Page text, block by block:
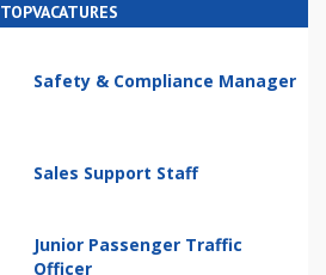
TOPVACATURES
Safety & Compliance Manager
Sales Support Staff
Junior Passenger Traffic
Officer